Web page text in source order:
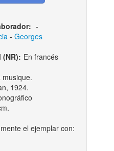
-
- Georges
(NR): En francés
musique.
1924.
el ejemplar con: